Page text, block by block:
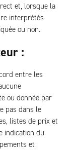
et, lorsque la
interprétés
ou non.
:
entre les
ou donnée par
pas dans le
listes de prix et
indication du
et